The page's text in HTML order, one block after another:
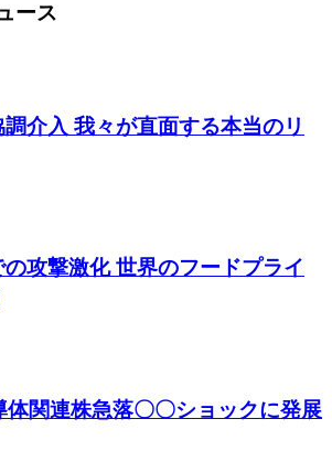
ース
介入 我々が直面する本当のリ
攻撃激化 世界のフードプライ
関連株急落〇〇ショックに発展